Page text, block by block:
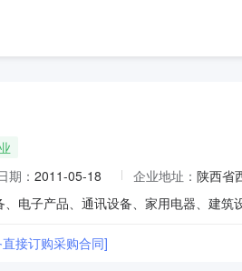
期： 2011-05-18 企业地址： 陕西省
接订购采购合同]